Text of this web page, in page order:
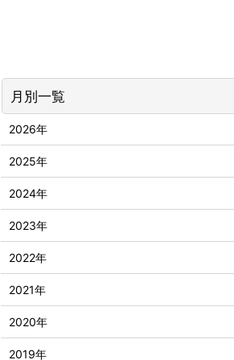
月別一覧
2026年
2025年
2024年
2023年
2022年
2021年
2020年
2019年